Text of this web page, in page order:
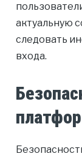
актуальную
следовать
входа.